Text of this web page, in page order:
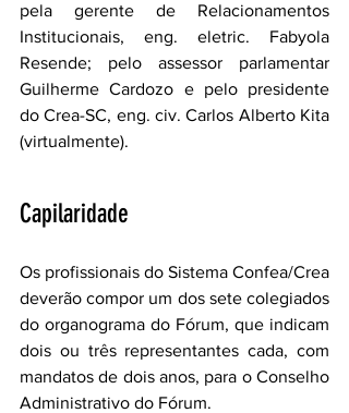
pela gerente de Relacionamentos
Institucionais, eng. eletric. Fabyola
Resende; pelo assessor parlamentar
Guilherme Cardozo e pelo presidente
do Crea-SC, eng. civ. Carlos Alberto Kita
(virtualmente).
Capilaridade
Os profissionais do Sistema Confea/Crea
deverão compor um dos sete colegiados
do organograma do Fórum, que indicam
dois ou três representantes cada, com
mandatos de dois anos, para o Conselho
Administrativo do Fórum.